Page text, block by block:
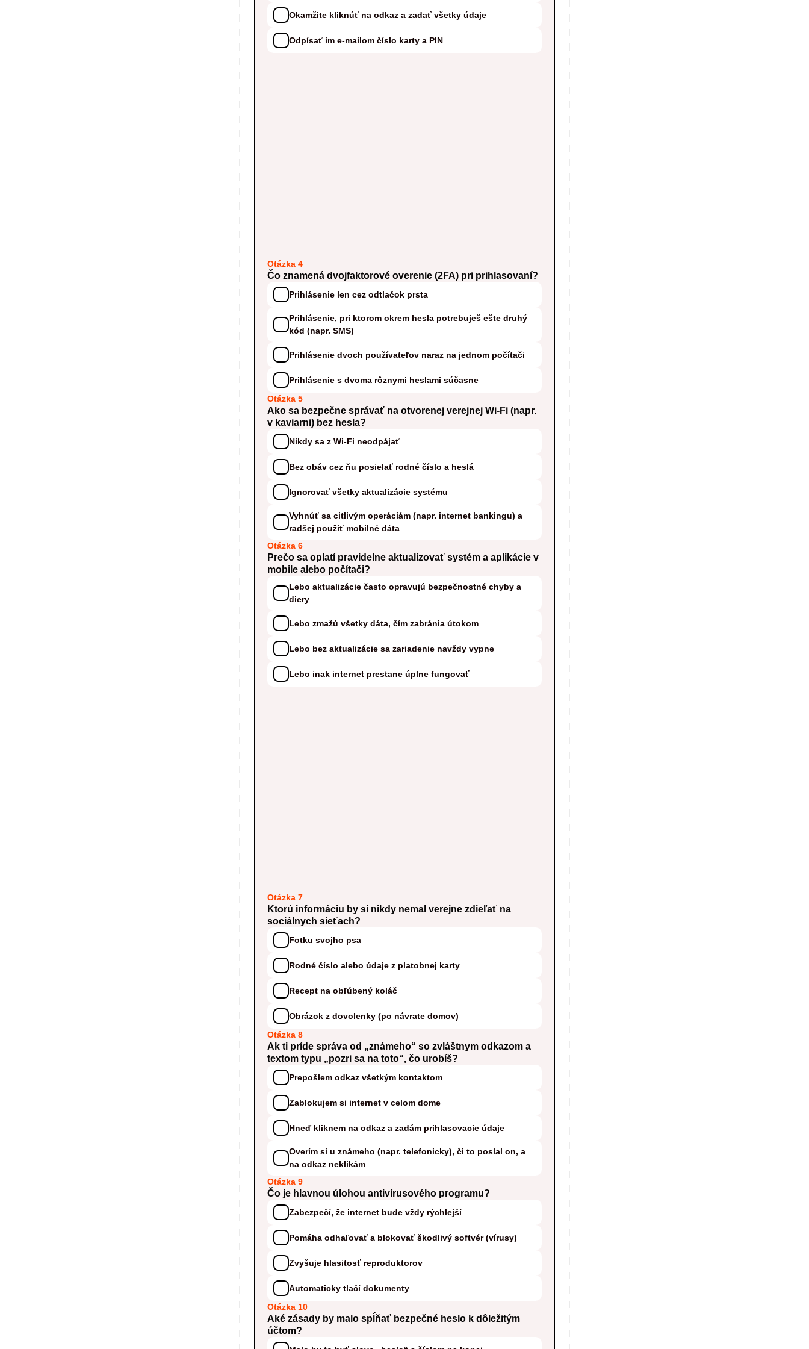
Okamžite kliknúť na odkaz a zadať všetky údaje
Odpísať im e-mailom číslo karty a PIN
Otázka 4
Čo znamená dvojfaktorové overenie (2FA) pri prihlasovaní?
Prihlásenie len cez odtlačok prsta
Prihlásenie, pri ktorom okrem hesla potrebuješ ešte druhý
kód (napr. SMS)
Prihlásenie dvoch používateľov naraz na jednom počítači
Prihlásenie s dvoma rôznymi heslami súčasne
Otázka 5
Ako sa bezpečne správať na otvorenej verejnej Wi-Fi (napr.
v kaviarni) bez hesla?
Nikdy sa z Wi-Fi neodpájať
Bez obáv cez ňu posielať rodné číslo a heslá
Ignorovať všetky aktualizácie systému
Vyhnúť sa citlivým operáciám (napr. internet bankingu) a
radšej použiť mobilné dáta
Otázka 6
Prečo sa oplatí pravidelne aktualizovať systém a aplikácie v
mobile alebo počítači?
Lebo aktualizácie často opravujú bezpečnostné chyby a
diery
Lebo zmažú všetky dáta, čím zabránia útokom
Lebo bez aktualizácie sa zariadenie navždy vypne
Lebo inak internet prestane úplne fungovať
Otázka 7
Ktorú informáciu by si nikdy nemal verejne zdieľať na
sociálnych sieťach?
Fotku svojho psa
Rodné číslo alebo údaje z platobnej karty
Recept na obľúbený koláč
Obrázok z dovolenky (po návrate domov)
Otázka 8
Ak ti príde správa od „známeho“ so zvláštnym odkazom a
textom typu „pozri sa na toto“, čo urobíš?
Prepošlem odkaz všetkým kontaktom
Zablokujem si internet v celom dome
Hneď kliknem na odkaz a zadám prihlasovacie údaje
Overím si u známeho (napr. telefonicky), či to poslal on, a
na odkaz neklikám
Otázka 9
Čo je hlavnou úlohou antivírusového programu?
Zabezpečí, že internet bude vždy rýchlejší
Pomáha odhaľovať a blokovať škodlivý softvér (vírusy)
Zvyšuje hlasitosť reproduktorov
Automaticky tlačí dokumenty
Otázka 10
Aké zásady by malo spĺňať bezpečné heslo k dôležitým
účtom?